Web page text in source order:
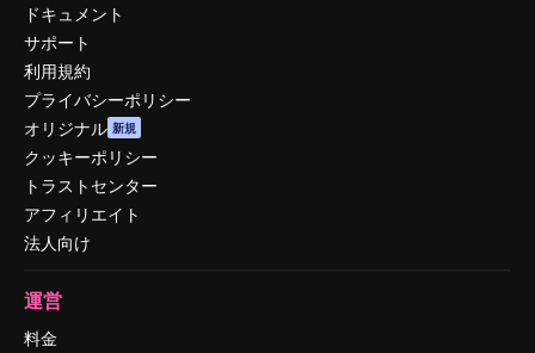
ドキュメント
サポート
利用規約
プライバシーポリシー
オリジナル 新規
クッキーポリシー
トラストセンター
アフィリエイト
法人向け
運営
料金